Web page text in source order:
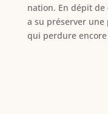
nation. En dépit
a su préserver
qui perdure encore